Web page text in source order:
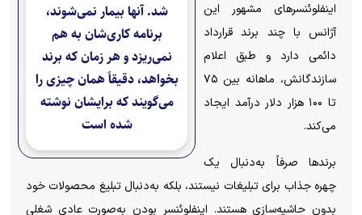
شد. آنها بیمار نمی‌شوند،
برنامه کاری‌شان به هم
نمی‌ریزد و هر زمان که برند
بخواهد، دقیقاً همان چیزی را
می‌گویند که برایشان نوشته
شده است
اینفلوئنسر‌های مشهور این
آژانس با چند برند قرارداد
دائمی دارد و طبق اعلام
سازندگانش، ماهانه بین ۷۵
تا ۱۰۰ هزار دلار درآمد ایجاد
می‌کند.
برند‌ها صرفاً به‌دنبال یک
چهره جذاب برای تبلیغات نیستند، بلکه به‌دنبال تبلیغ محصولات خود
بدون حاشیه‌سازی هستند. اینفلوئنسر بودن به‌صورت عادی شغلی